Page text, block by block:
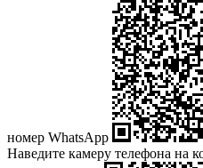
номер WhatsApp
Наведите камеру телефона на